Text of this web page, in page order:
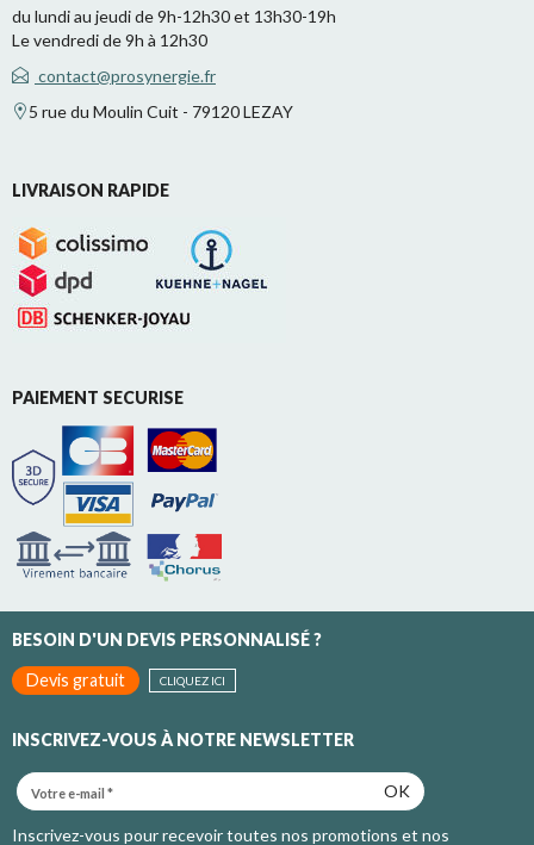
du lundi au jeudi de 9h-12h30 et 13h30-19h
Le vendredi de 9h à 12h30
contact@prosynergie.fr
5 rue du Moulin Cuit - 79120 LEZAY
LIVRAISON RAPIDE
PAIEMENT SECURISE
BESOIN D'UN DEVIS PERSONNALISÉ ?
Devis gratuit
CLIQUEZ ICI
INSCRIVEZ-VOUS À NOTRE NEWSLETTER
OK
Inscrivez-vous pour recevoir toutes nos promotions et nos